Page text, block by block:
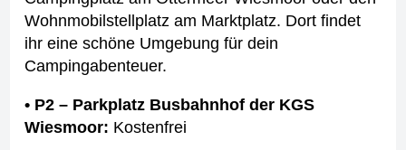
Wohnmobilstellplatz am Marktplatz. Dort findet
ihr eine schöne Umgebung für dein
Campingabenteuer.
• P2 – Parkplatz Busbahnhof der KGS
Wiesmoor: Kostenfrei